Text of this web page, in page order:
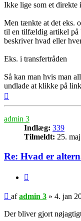
Ikke lige som et direkte
Men tænkte at det eks.
til en tilfældig artikel på
beskriver hvad eller
Eks. i transfertråden
Så kan man hvis man
undlade at klikke på
admin 3
Indlæg: 339
Tilmeldt: 25.
Re: Hvad er
Indlæg
afadmin 3 » 4. jan
Der bliver gjort